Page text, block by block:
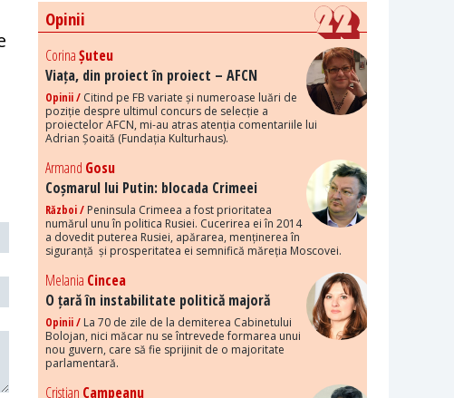
Opinii
CorinaȘuteu
Viața, din proiect în proiect – AFCN
Opinii / Citind pe FB variate și numeroase luări de
poziție despre ultimul concurs de selecție a
proiectelor AFCN, mi-au atras atenția comentariile lui
Adrian Șoaită (Fundația Kulturhaus).
Armand Gosu
Coșmarul lui Putin: blocada Crimeei
Război / Peninsula Crimeea a fost prioritatea
numărul unu în politica Rusiei. Cucerirea ei în 2014
a dovedit puterea Rusiei, apărarea, menținerea în
siguranță și prosperitatea ei semnifică măreția Moscovei.
Melania Cincea
O țară în instabilitate politică majoră
Opinii / La 70 de zile de la demiterea Cabinetului
Bolojan, nici măcar nu se întrevede formarea unui
nou guvern, care să fie sprijinit de o majoritate
parlamentară.
Cristian Campeanu